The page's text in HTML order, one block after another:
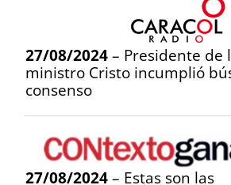
27/08/2024 – Presidente de
ministro Cristo incumplió
consenso
27/08/2024 – Estas son las